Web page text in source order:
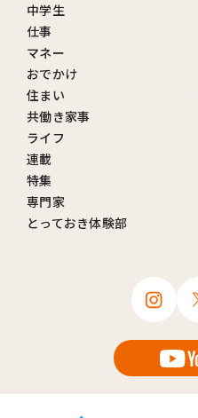
中学生
仕事
マネー
おでかけ
住まい
共働き家事
ライフ
連載
特集
専門家
とっておき体験部